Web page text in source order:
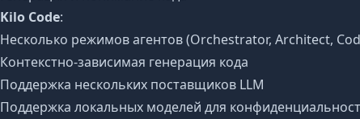
Kilo Code:
Несколько режимов агентов (Orchestrator, Architect,
Контекстно-зависимая генерация кода
Поддержка нескольких поставщиков LLM
Поддержка локальных моделей для